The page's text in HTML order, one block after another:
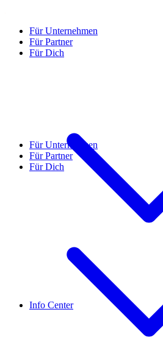
Für Unternehmen
Für Partner
Für Dich
Info Center
Für Unternehmen
Für Partner
Für Dich